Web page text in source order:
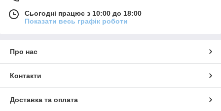
Сьогодні працює з 10:00 до 18:00
Показати весь графік роботи
Про нас
Контакти
Доставка та оплата